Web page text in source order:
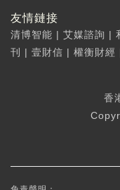
友情鏈接
清博智能 | 艾媒諮詢 |
刊
| 壹財信 | 權衡財經
香